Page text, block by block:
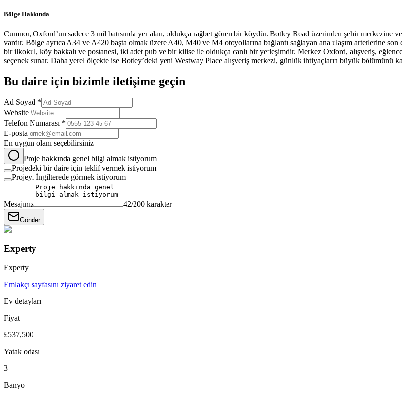
Bölge Hakkında
Cumnor, Oxford’un sadece 3 mil batısında yer alan, oldukça rağbet gören bir köydür. Botley Road üzerinden şehir merkezine
vardır. Bölge ayrıca A34 ve A420 başta olmak üzere A40, M40 ve M4 otoyollarına bağlantı sağlayan ana ulaşım arterlerine
bir ilkokul, köy bakkalı ve postanesi, iki adet pub ve bir kilise ile oldukça canlı bir yerleşimdir. Merkez Oxford, alışveriş,
seçenek sunar. Daha yerel ölçekte ise Botley’deki yeni Westway Place alışveriş merkezi, günlük ihtiyaçların büyük bölümünü
Bu daire için bizimle iletişime geçin
Ad Soyad *
Website
Telefon Numarası *
E-posta
En uygun olanı seçebilirsiniz
Proje hakkında genel bilgi almak istiyorum
Projedeki bir daire için teklif vermek istiyorum
Projeyi İngilterede görmek istiyorum
Mesajınız 42/200 karakter
Gönder
Experty
Experty
Emlakçı sayfasını ziyaret edin
Ev detayları
Fiyat
£537,500
Yatak odası
3
Banyo